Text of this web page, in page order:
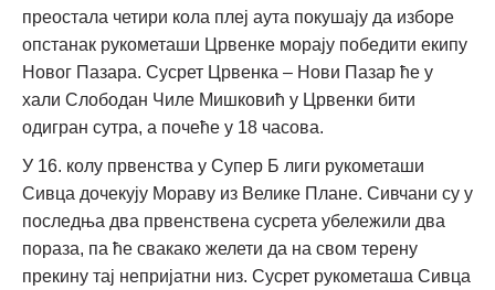
преостала четири кола плеј аута покушају да изборе
опстанак рукометаши Црвенке морају победити екипу
Новог Пазара. Сусрет Црвенка – Нови Пазар ће у
хали Слободан Чиле Мишковић у Црвенки бити
одигран сутра, а почеће у 18 часова.
У 16. колу првенства у Супер Б лиги рукометаши
Сивца дочекују Мораву из Велике Плане. Сивчани су у
последња два првенствена сусрета убележили два
пораза, па ће свакако желети да на свом терену
прекину тај непријатни низ. Сусрет рукометаша Сивца